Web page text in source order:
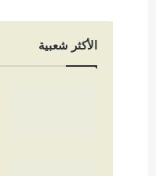
الأكثر شعبية